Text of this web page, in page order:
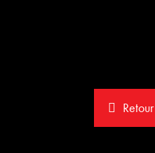
Retour